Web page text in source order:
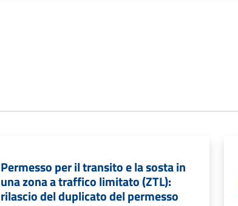
Permesso per il transito e la sosta in
una zona a traffico limitato (ZTL):
rilascio del duplicato del permesso